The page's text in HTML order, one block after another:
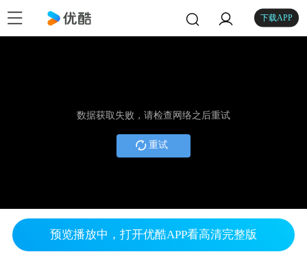
下载APP
数据获取失败，请检查网络之后重试
重试
预览播放中，打开优酷APP看高清完整版